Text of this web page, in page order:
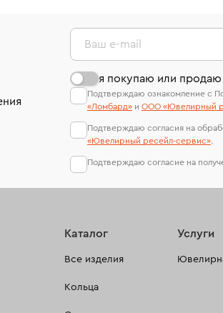
Ваш e-mail
я покупаю или
Подтверждаю ознакомление с
«Ломбард» и ООО «Ювелирный
Подтверждаю согласия на
«Ювелирный ресейл-сервиc».
Подтверждаю согласие на
Каталог
Все изделия
Кольца
Услуги